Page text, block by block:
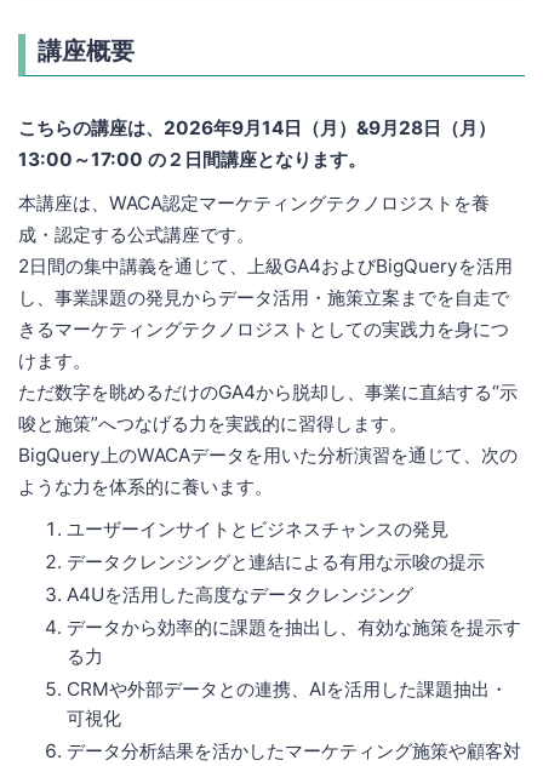
講座概要
こちらの講座は、2026年9月14日（月）&9月28日（月）
13:00～17:00 の２日間講座となります。
本講座は、WACA認定マーケティングテクノロジストを養
成・認定する公式講座です。
2日間の集中講義を通じて、上級GA4およびBigQueryを活用
し、事業課題の発見からデータ活用・施策立案までを自走で
きるマーケティングテクノロジストとしての実践力を身につ
けます。
ただ数字を眺めるだけのGA4から脱却し、事業に直結する“示
唆と施策”へつなげる力を実践的に習得します。
BigQuery上のWACAデータを用いた分析演習を通じて、次の
ような力を体系的に養います。
ユーザーインサイトとビジネスチャンスの発見
データクレンジングと連結による有用な示唆の提示
A4Uを活用した高度なデータクレンジング
データから効率的に課題を抽出し、有効な施策を提示す
る力
CRMや外部データとの連携、AIを活用した課題抽出・
可視化
データ分析結果を活かしたマーケティング施策や顧客対